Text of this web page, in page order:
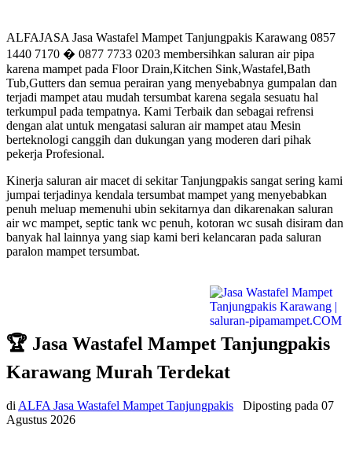
ALFAJASA Jasa Wastafel Mampet Tanjungpakis Karawang 0857
1440 7170 � 0877 7733 0203 membersihkan saluran air pipa
karena mampet pada Floor Drain,Kitchen Sink,Wastafel,Bath
Tub,Gutters dan semua perairan yang menyebabnya gumpalan dan
terjadi mampet atau mudah tersumbat karena segala sesuatu hal
terkumpul pada tempatnya. Kami Terbaik dan sebagai refrensi
dengan alat untuk mengatasi saluran air mampet atau Mesin
berteknologi canggih dan dukungan yang moderen dari pihak
pekerja Profesional.
Kinerja saluran air macet di sekitar Tanjungpakis sangat sering kami
jumpai terjadinya kendala tersumbat mampet yang menyebabkan
penuh meluap memenuhi ubin sekitarnya dan dikarenakan saluran
air wc mampet, septic tank wc penuh, kotoran wc susah disiram dan
banyak hal lainnya yang siap kami beri kelancaran pada saluran
paralon mampet tersumbat.
🏆 Jasa Wastafel Mampet Tanjungpakis
Karawang Murah Terdekat
di ALFA Jasa Wastafel Mampet Tanjungpakis Diposting pada 07
Agustus 2026